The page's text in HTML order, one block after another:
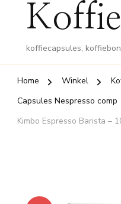
koffiecapsules,
Home Winkel
Capsules Nespresso comp
Kimbo Espresso Barista –